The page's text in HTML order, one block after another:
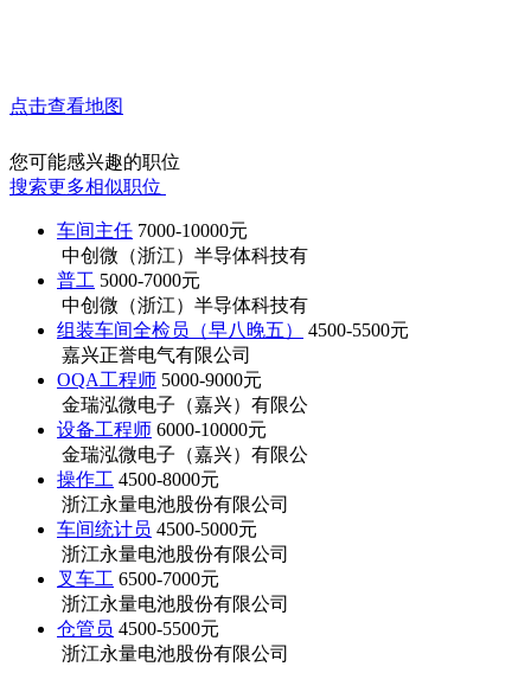
点击查看地图
您可能感兴趣的职位
搜索更多相似职位
车间主任 7000-10000元
中创微（浙江）半导体科技有
普工 5000-7000元
中创微（浙江）半导体科技有
组装车间全检员（早八晚五）
4500-5500元
嘉兴正誉电气有限公司
OQA工程师 5000-9000元
金瑞泓微电子（嘉兴）有限公
设备工程师 6000-10000元
金瑞泓微电子（嘉兴）有限公
操作工 4500-8000元
浙江永量电池股份有限公司
车间统计员 4500-5000元
浙江永量电池股份有限公司
叉车工 6500-7000元
浙江永量电池股份有限公司
仓管员 4500-5500元
浙江永量电池股份有限公司